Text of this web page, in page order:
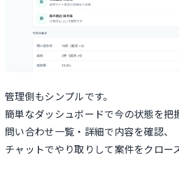
管理側もシンプルです。
簡単なダッシュボードで今の状態を把
問い合わせ一覧・詳細で内容を確認、
チャットでやり取りして案件をクロー